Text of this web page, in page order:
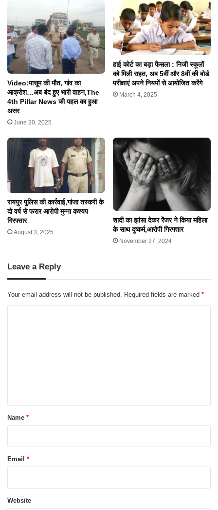
Video:मासूम की मौत, गांव का
आक्रोश…अब बंद हुए भारी वाहन,The
4th Pillar News की पहल का हुआ
असर
June 20, 2025
हाई कोर्ट का बड़ा फैसला : निजी स्कूलों
को मिली राहत, अब 5वीं और 8वीं की बोर्ड
परीक्षाएं अपने नियमों से आयोजित करेंगे
March 4, 2025
रायपुर पुलिस की कार्रवाई,गांजा तस्करी के
दो वर्ष से फरार आरोपी मुन्ना कश्यप
गिरफ्तार
August 3, 2025
शादी का झांसा देकर रेंजर ने किया महिला
के साथ दुष्कर्म,आरोपी गिरफ्तार
November 27, 2024
Leave a Reply
Your email address will not be published. Required fields are marked *
*Name *
Email *
Website